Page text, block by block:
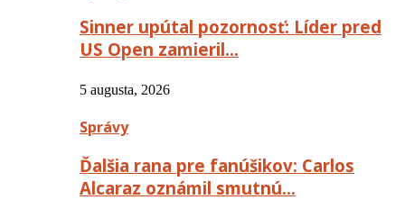
Sinner upútal pozornosť: Líder pred
US Open zamieril…
5 augusta, 2026
Správy
Ďalšia rana pre fanúšikov: Carlos
Alcaraz oznámil smutnú…